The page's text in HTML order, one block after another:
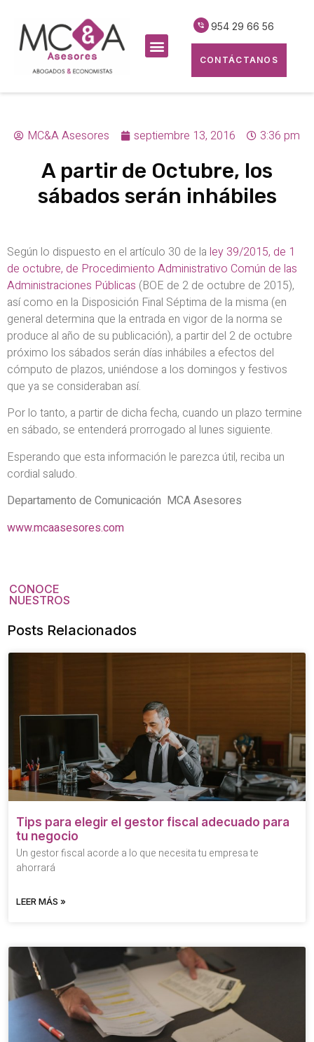
954 29 66 56
CONTÁCTANOS
MC&A Asesores septiembre 13, 2016 3:36 pm
A partir de Octubre, los
sábados serán inhábiles
Según lo dispuesto en el artículo 30 de la ley 39/2015, de 1
de octubre, de Procedimiento Administrativo Común de las
Administraciones Públicas (BOE de 2 de octubre de 2015),
así como en la Disposición Final Séptima de la misma (en
general determina que la entrada en vigor de la norma se
produce al año de su publicación), a partir del 2 de octubre
próximo los sábados serán días inhábiles a efectos del
cómputo de plazos, uniéndose a los domingos y festivos
que ya se consideraban así.
Por lo tanto, a partir de dicha fecha, cuando un plazo termine
en sábado, se entenderá prorrogado al lunes siguiente.
Esperando que esta información le parezca útil, reciba un
cordial saludo.
Departamento de Comunicación MCA Asesores
www.mcaasesores.com
CONOCE
NUESTROS
Posts Relacionados
Tips para elegir el gestor fiscal adecuado para
tu negocio
Un gestor fiscal acorde a lo que necesita tu empresa te
ahorrará
LEER MÁS »